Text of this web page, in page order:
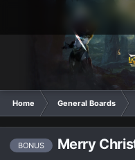
Home General Boards
BONUS Merry